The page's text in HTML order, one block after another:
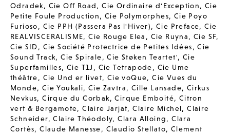
Odradek, Cie Off Road,Cie Ordinaire d'Exception,Cie
Petite Foule Production,Cie Polymorphes, Cie Poyo
Furioso, Cie PPH (Passera Pas l'Hiver),Cie Preface,Cie
REALVISCERALISME,Cie Rouge Elea , Cie Ruyna,Cie SF,
Cie SID, Cie Société Protectrice de Petites Idées,Cie
Sound Track,Cie Spirale,Cie Støken Teartet', Cie
Superfamilles,Cie T1J , Cie Tetrapode, Cie Ume
théâtre, Cie Und er livet, Cie voQue,Cie Vues du
Monde, Cie Youkali,Cie Zavtra, Cille Lansade, Cirkus
Nevkus,Cirque du Corbak,Cirque Emboité, Citron
vert & Bergamote,Claire Jarjat,Claire Michel,Claire
Schneider,Claire Théodoly,Clara Alloing,Clara
Cortès,Claude Manesse, Claudio Stellato, Clement